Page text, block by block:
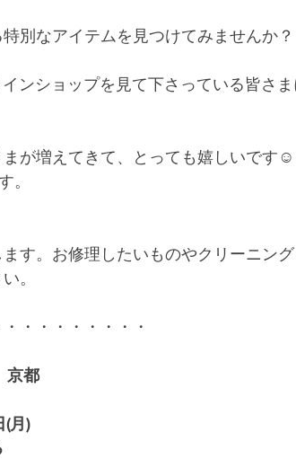
別なアイテムを見つけてみませんか？
ンショップを見て下さっている皆さ
が増えてきて、とっても嬉しいです☺️
。
す。お修理したいものやクリーニン
。
・・・・・・・・
京都
月)